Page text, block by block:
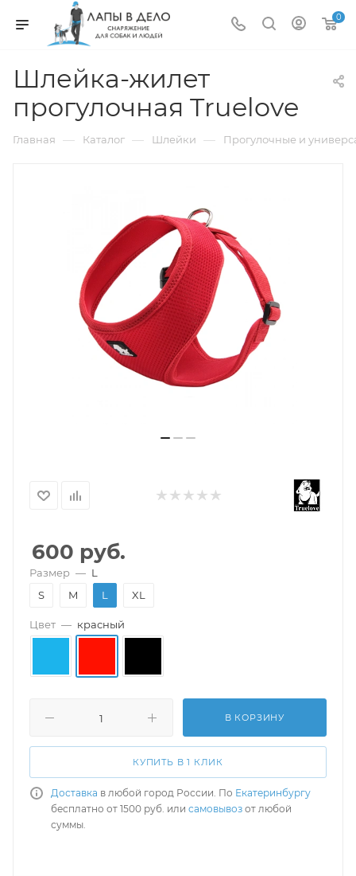
0
Шлейка-жилет
прогулочная Truelove
Главная — Каталог — Шлейки — Прогулочные и
600 руб.
Размер — L
S
M L XL
Цвет — красный
В КОРЗИНУ
КУПИТЬ В 1 КЛИК
Доставка в любой город России. По Екатеринбургу
бесплатно от 1500 руб. или самовывоз от любой
суммы.